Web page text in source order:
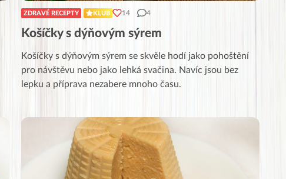
ZDRAVÉ RECEPTY KLUB 14 4
Košíčky s dýňovým sýrem
Košíčky s dýňovým sýrem se skvěle hodí jako pohoštění
pro návštěvu nebo jako lehká svačina. Navíc jsou bez
lepku a příprava nezabere mnoho času.